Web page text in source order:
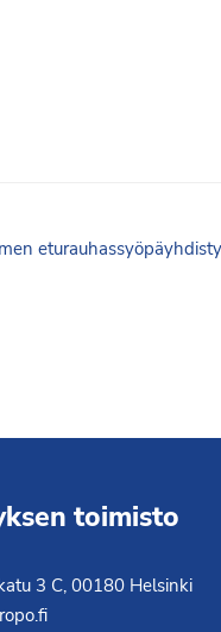
toimisto
3 C, 00180 Helsinki